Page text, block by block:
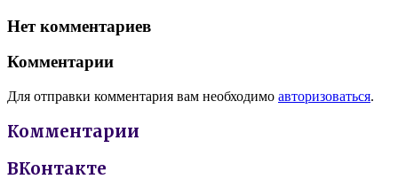
Нет комментариев
Комментарии
Для отправки комментария вам необходимо авторизоваться.
Комментарии
ВКонтакте